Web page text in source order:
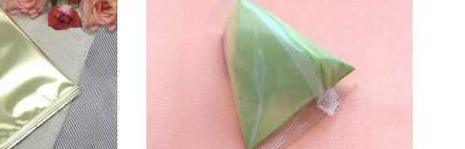
スティック
粉末茶製品